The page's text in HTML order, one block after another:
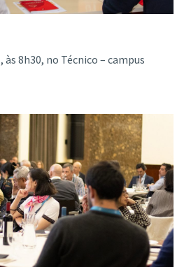
às 8h30, no Técnico – campus